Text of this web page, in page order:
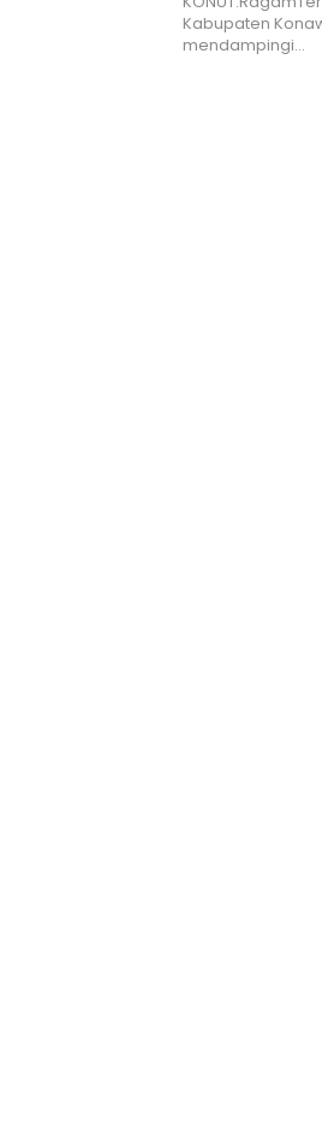
Kabupaten
mendampingi…